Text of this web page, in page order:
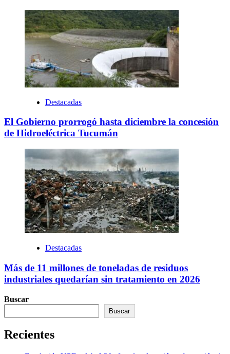
Destacadas
El Gobierno prorrogó hasta diciembre la concesión
de Hidroeléctrica Tucumán
Destacadas
Más de 11 millones de toneladas de residuos
industriales quedarían sin tratamiento en 2026
Buscar
Buscar
Recientes